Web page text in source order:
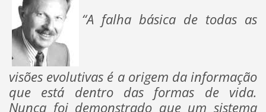
“A falha básica de todas as
visões evolutivas é a origem da informação
que está dentro das formas de vida.
Nunca foi demonstrado que um sistema